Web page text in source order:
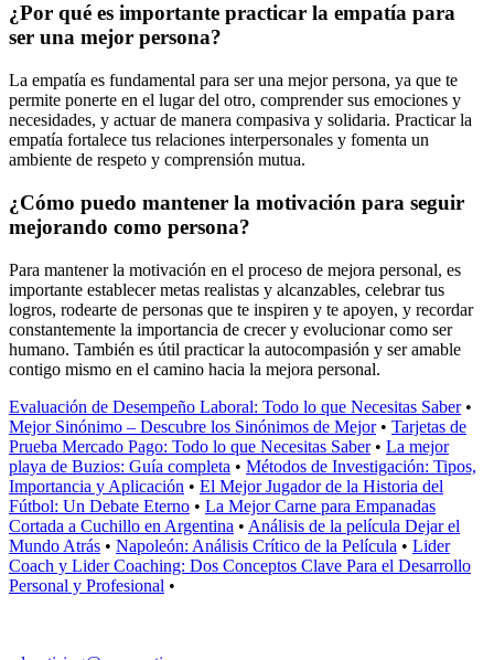
¿Por qué es importante practicar la empatía para
ser una mejor persona?
La empatía es fundamental para ser una mejor persona, ya que te
permite ponerte en el lugar del otro, comprender sus emociones y
necesidades, y actuar de manera compasiva y solidaria. Practicar la
empatía fortalece tus relaciones interpersonales y fomenta un
ambiente de respeto y comprensión mutua.
¿Cómo puedo mantener la motivación para seguir
mejorando como persona?
Para mantener la motivación en el proceso de mejora personal, es
importante establecer metas realistas y alcanzables, celebrar tus
logros, rodearte de personas que te inspiren y te apoyen, y recordar
constantemente la importancia de crecer y evolucionar como ser
humano. También es útil practicar la autocompasión y ser amable
contigo mismo en el camino hacia la mejora personal.
Evaluación de Desempeño Laboral: Todo lo que Necesitas Saber•
Mejor Sinónimo – Descubre los Sinónimos de Mejor• Tarjetas de
Prueba Mercado Pago: Todo lo que Necesitas Saber• La mejor
playa de Buzios: Guía completa • Métodos de Investigación: Tipos,
Importancia y Aplicación • El Mejor Jugador de la Historia del
Fútbol: Un Debate Eterno • La Mejor Carne para Empanadas
Cortada a Cuchillo en Argentina • Análisis de la película Dejar el
Mundo Atrás • Napoleón: Análisis Crítico de la Película • Lider
Coach y Lider Coaching: Dos Conceptos Clave Para el Desarrollo
Personal y Profesional •